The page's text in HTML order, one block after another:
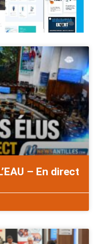
– En direct